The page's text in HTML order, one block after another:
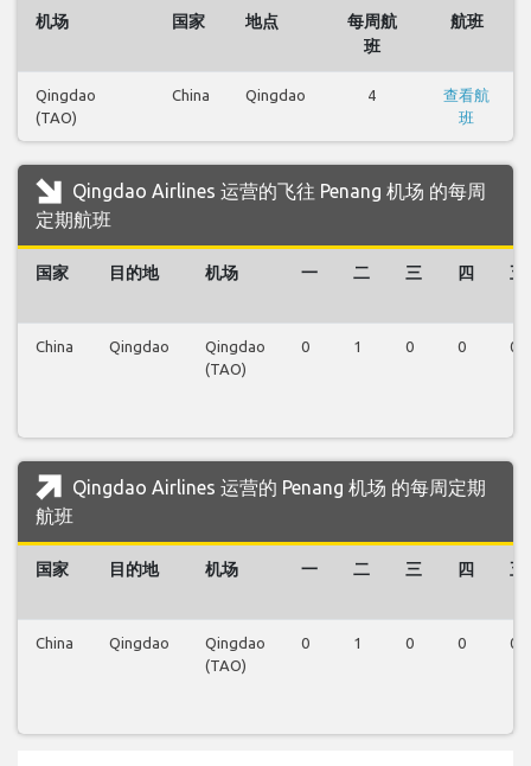
机场 国家 地点
每周航
班
航班
Qingdao
(TAO)
China Qingdao 4
查看航
班
Qingdao Airlines 运营的飞往 Penang 机场 的每周
定期航班
国家 目的地 机场 一 二 三 四 五
China Qingdao
Qingdao
(TAO)
0 1 0 0 0
Qingdao Airlines 运营的 Penang 机场 的每周定期
航班
国家 目的地 机场 一 二 三 四 五
China Qingdao
Qingdao
(TAO)
0 1 0 0 0